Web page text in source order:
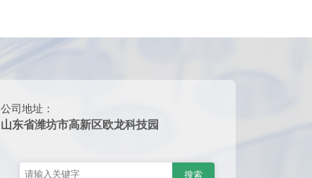
公司地址：
山东省潍坊市高新区欧龙科技园